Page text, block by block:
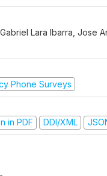
Lara Ibarra, Jose
Phone Surveys
in PDF
DDI/XML